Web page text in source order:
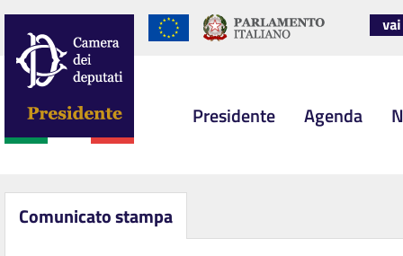
Presidente Agenda
Comunicato stampa